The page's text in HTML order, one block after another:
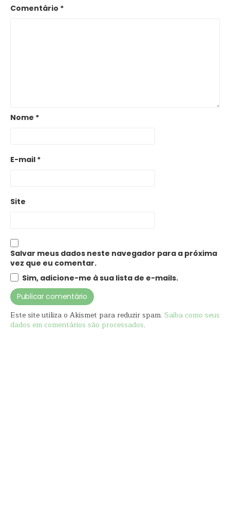
Comentário *
Nome *
E-mail *
Site
Salvar meus dados neste navegador para a próxima
vez que eu comentar.
Sim, adicione-me à sua lista de e-mails.
Este site utiliza o Akismet para reduzir spam. Saiba como seus
dados em comentários são processados.